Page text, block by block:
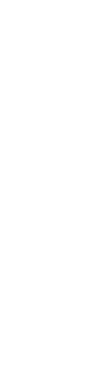
€ (0%). Prezzo